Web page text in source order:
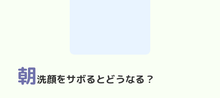
朝洗顔をサボるとどうなる？